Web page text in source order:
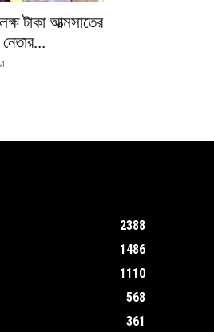
টাকা আত্মসাতের
2388
1486
1110
568
361